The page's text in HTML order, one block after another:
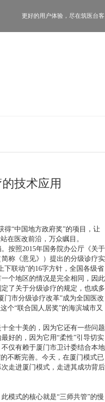
更好的用户体验， 尽在筑医台
技术应用
得“中国地方政府奖”的项目，让
在医改前沿，万众瞩目。
按照2015年国务院办公厅《关于
称《意见》）提出的分级诊疗实
下联动”的16字方针，全国各级省
个地区的情况是完全相同，因此
了关于分级诊疗的规定，也或多
门市分级诊疗改革”成为全国医改
个“联合国人居奖”的海滨城市又
全十美的，因为它还有一些问题
好的，因为它用“柔性”引导切实
仅有赖于厦门市卫计委结合本地
不断完善。今天，在厦门模式已
走进厦门模式，走进其成功背后
模式的核心就是“三师共管”的慢